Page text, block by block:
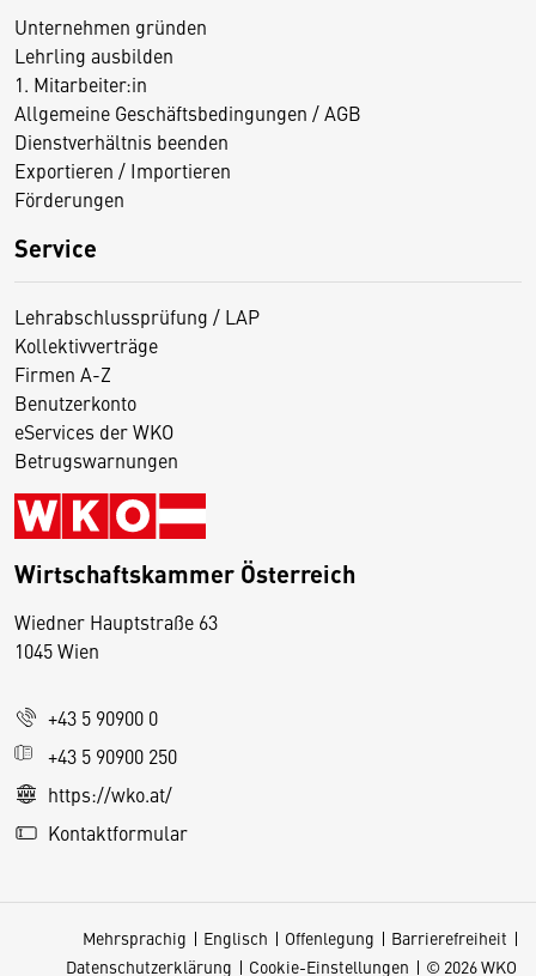
Unternehmen gründen
Lehrling ausbilden
1. Mitarbeiter:in
Allgemeine Geschäftsbedingungen / AGB
Dienstverhältnis beenden
Exportieren / Importieren
Förderungen
Service
Lehrabschlussprüfung / LAP
Kollektivverträge
Firmen A-Z
Benutzerkonto
eServices der WKO
Betrugswarnungen
Wirtschaftskammer Österreich
Wiedner Hauptstraße 63
1045 Wien
+43 5 90900 0
+43 5 90900 250
https://wko.at/
Kontaktformular
Mehrsprachig Englisch Offenlegung
Barrierefreiheit
Datenschutzerklärung
Cookie-Einstellungen © 2026 WKO
D
s
e
S
e